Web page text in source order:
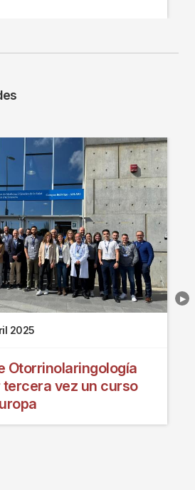
2025
Otorrinolaringología
vez un curso